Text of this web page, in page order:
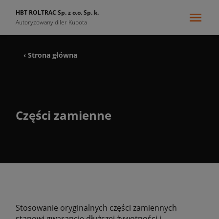
HBT ROLTRAC Sp. z o.o. Sp. k.
Autoryzowany diler Kubota
‹ Strona główna
Części zamienne
Stosowanie oryginalnych części zamiennych